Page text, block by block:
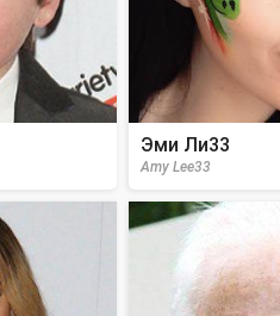
Эми Ли33
Amy Lee33